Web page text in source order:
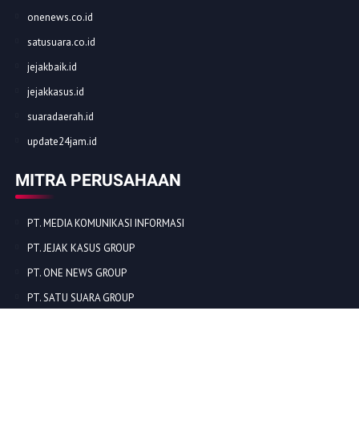
onenews.co.id
satusuara.co.id
jejakbaik.id
jejakkasus.id
suaradaerah.id
update24jam.id
MITRA PERUSAHAAN
PT. MEDIA KOMUNIKASI INFORMASI
PT. JEJAK KASUS GROUP
PT. ONE NEWS GROUP
PT. SATU SUARA GROUP